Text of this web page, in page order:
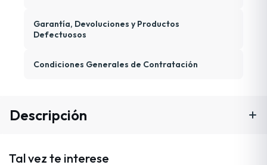
Garantía, Devoluciones y Productos
Defectuosos
Condiciones Generales de Contratación
Descripción
Tal vez te interese